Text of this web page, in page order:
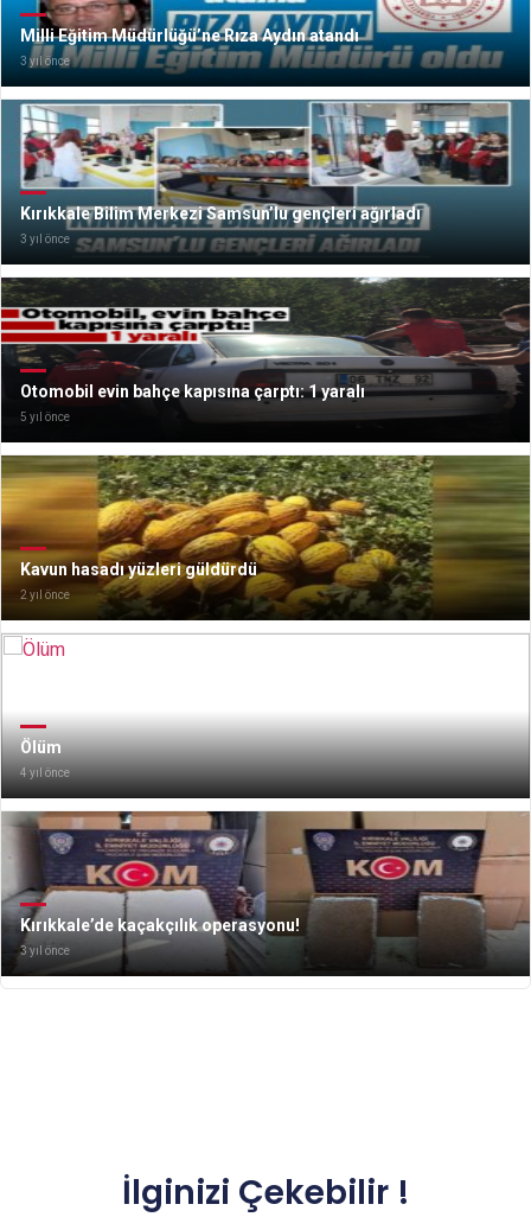
Milli Eğitim Müdürlüğü’ne Rıza Aydın atandı
3 yıl önce
Kırıkkale Bilim Merkezi Samsun’lu gençleri ağırladı
3 yıl önce
Otomobil evin bahçe kapısına çarptı: 1 yaralı
5 yıl önce
Kavun hasadı yüzleri güldürdü
2 yıl önce
Ölüm
4 yıl önce
Kırıkkale’de kaçakçılık operasyonu!
3 yıl önce
İlginizi Çekebilir !